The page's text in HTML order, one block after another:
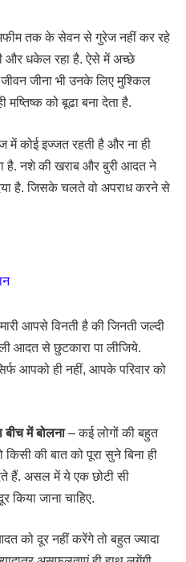
तक के सेवन से गुरेज नहीं कर रहे
और धकेल रहा है. ऐसे में अच्छे
जीना भी उनके लिए मुश्किल
को बूढा बना देता है.
में कोई इज्जत रहती है और ना ही
है. नशे की खराब और बुरी आदत ने
है. जिसके चलते वो अपराध करने से
आपसे विनती है की जिनती जल्दी
आदत से छुटकारा पा लीजिये.
आपको ही नहीं, आपके परिवार को
में बोलना– कई लोगों की बहुत
किसी की बात को पूरा सुने बिना ही
हैं. असल में ये एक छोटी सी
किया जाना चाहिए.
को दूर नहीं करेंगे तो बहुत ज्यादा